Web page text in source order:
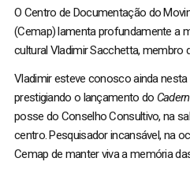
O Centro de Documentação do
(Cemap) lamenta profundamente a
cultural Vladimir Sacchetta, membro
Vladimir esteve conosco ainda
prestigiando o lançamento do
posse do Conselho Consultivo, na
centro. Pesquisador incansável, na
Cemap de manter viva a memória